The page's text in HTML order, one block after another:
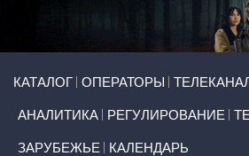
КАТАЛОГ ОПЕРАТОРЫ
АНАЛИТИКА РЕГУЛИРОВАНИЕ
ЗАРУБЕЖЬЕ КАЛЕНДАРЬ